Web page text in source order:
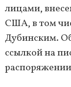
лицами,
США, в том
Дубинским.
ссылкой на